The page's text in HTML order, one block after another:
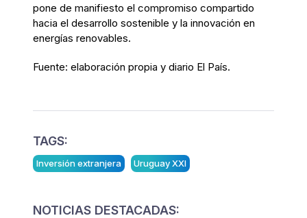
pone de manifiesto el compromiso compartido
hacia el desarrollo sostenible y la innovación en
energías renovables.
Fuente: elaboración propia y diario El País.
TAGS:
Inversión extranjera Uruguay XXI
NOTICIAS DESTACADAS: